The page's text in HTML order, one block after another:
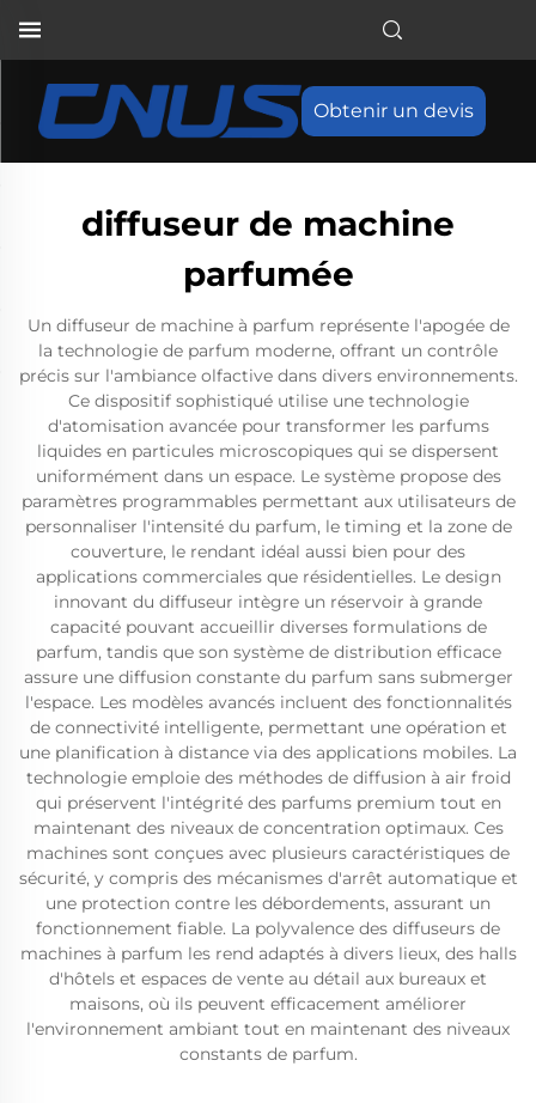
Obtenir un devis
diffuseur de machine
parfumée
Un diffuseur de machine à parfum représente l'apogée de
la technologie de parfum moderne, offrant un contrôle
précis sur l'ambiance olfactive dans divers environnements.
Ce dispositif sophistiqué utilise une technologie
d'atomisation avancée pour transformer les parfums
liquides en particules microscopiques qui se dispersent
uniformément dans un espace. Le système propose des
paramètres programmables permettant aux utilisateurs de
personnaliser l'intensité du parfum, le timing et la zone de
couverture, le rendant idéal aussi bien pour des
applications commerciales que résidentielles. Le design
innovant du diffuseur intègre un réservoir à grande
capacité pouvant accueillir diverses formulations de
parfum, tandis que son système de distribution efficace
assure une diffusion constante du parfum sans submerger
l'espace. Les modèles avancés incluent des fonctionnalités
de connectivité intelligente, permettant une opération et
une planification à distance via des applications mobiles. La
technologie emploie des méthodes de diffusion à air froid
qui préservent l'intégrité des parfums premium tout en
maintenant des niveaux de concentration optimaux. Ces
machines sont conçues avec plusieurs caractéristiques de
sécurité, y compris des mécanismes d'arrêt automatique et
une protection contre les débordements, assurant un
fonctionnement fiable. La polyvalence des diffuseurs de
machines à parfum les rend adaptés à divers lieux, des halls
d'hôtels et espaces de vente au détail aux bureaux et
maisons, où ils peuvent efficacement améliorer
l'environnement ambiant tout en maintenant des niveaux
constants de parfum.